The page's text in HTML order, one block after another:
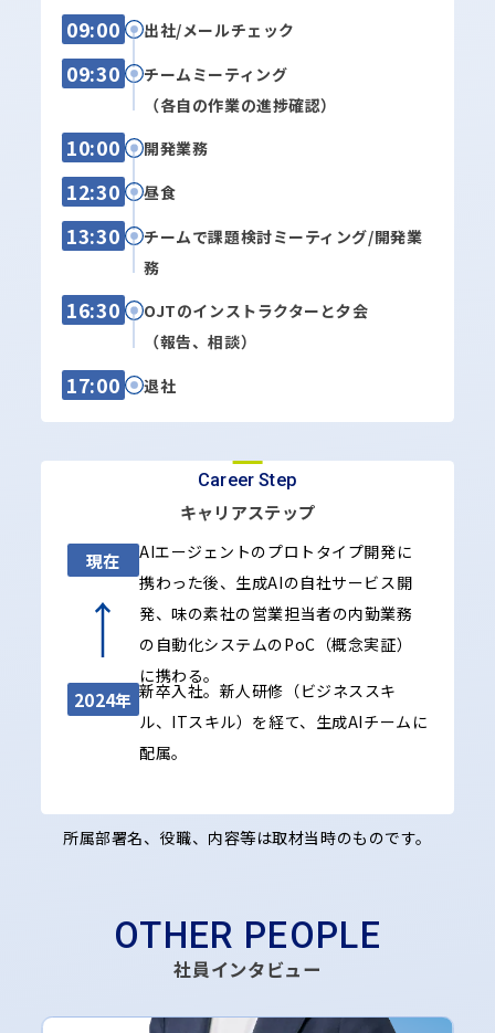
09:00 出社/メールチェック
09:30
チームミーティング
（各自の作業の進捗確認）
10:00 開発業務
12:30 昼食
13:30
チームで課題検討ミーティング/開発業
務
16:30
OJTのインストラクターと夕会
（報告、相談）
17:00 退社
Career Step
キャリアステップ
現在
AIエージェントのプロトタイプ開発に
携わった後、生成AIの自社サービス開
発、味の素社の営業担当者の内勤業務
の自動化システムのPoC（概念実証）
に携わる。
2024年 新卒入社。新人研修（ビジネススキ
ル、ITスキル）を経て、生成AIチームに
配属。
所属部署名、役職、内容等は取材当時のものです。
OTHER PEOPLE
社員インタビュー